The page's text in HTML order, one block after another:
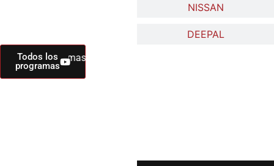
NISSAN
DEEPAL
Todos los
programas
- Programas de Televisión - Sábados 2:30 PM por